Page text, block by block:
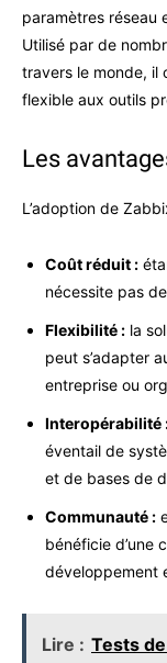
paramètres réseau
Utilisé par de
travers le monde, il
flexible aux outils
Les
L’adoption de
Coût réduit :
nécessite pas
Flexibilité : la
peut s’adapter
entreprise ou
Interopérabilité
éventail de
et de bases de
Communauté :
bénéficie d’une
développement
Lire : Tests